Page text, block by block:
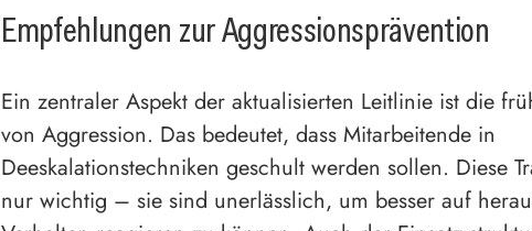
Empfehlungen zur Aggressionsprävention
Ein zentraler Aspekt der aktualisierten Leitlinie ist die
von Aggression. Das bedeutet, dass Mitarbeitende in
Deeskalationstechniken geschult werden sollen. Diese
nur wichtig – sie sind unerlässlich, um besser auf